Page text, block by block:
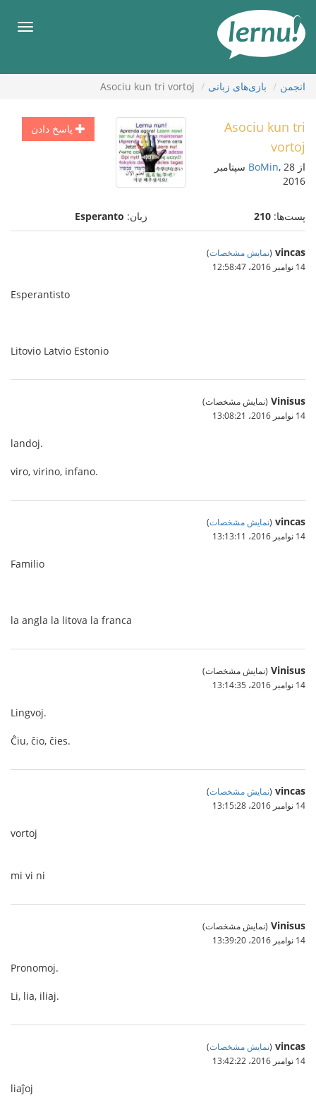
محتوا
انجمن بازی‌های زبانی Asociu kun tri vortoj
پاسخ دادن
Asociu kun tri
vortoj
از BoMin , 28 سپتامبر
2016
پست‌ها: 210 زبان: Esperanto
vincas
(نمایش مشخصات)
14 نوامبر 2016،‏ 12:58:47
Esperantisto
Litovio Latvio Estonio
Vinisus (نمایش مشخصات)
14 نوامبر 2016،‏ 13:08:21
landoj.
viro, virino, infano.
vincas
(نمایش مشخصات)
14 نوامبر 2016،‏ 13:13:11
Familio
la angla la litova la franca
Vinisus (نمایش مشخصات)
14 نوامبر 2016،‏ 13:14:35
Lingvoj.
Ĉiu, ĉio, ĉies.
vincas
(نمایش مشخصات)
14 نوامبر 2016،‏ 13:15:28
vortoj
mi vi ni
Vinisus (نمایش مشخصات)
14 نوامبر 2016،‏ 13:39:20
Pronomoj.
Li, lia, iliaj.
vincas
(نمایش مشخصات)
14 نوامبر 2016،‏ 13:42:22
liaĵoj